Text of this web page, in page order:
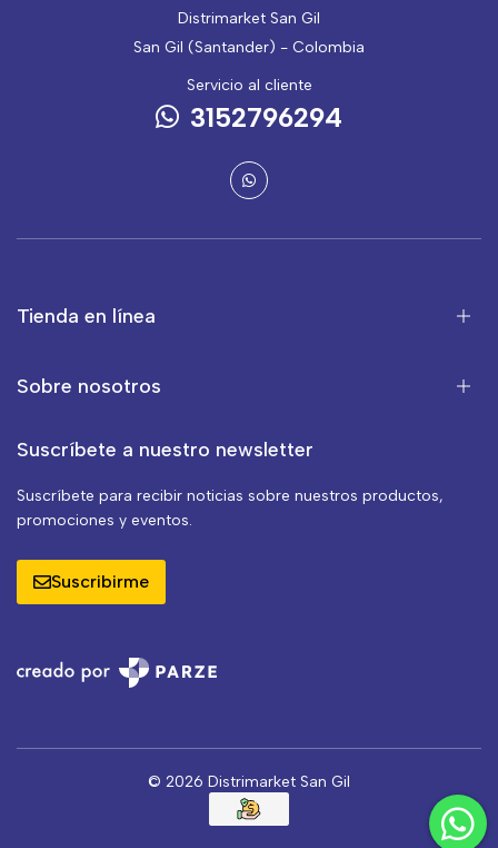
Distrimarket San Gil
San Gil (Santander) - Colombia
Servicio al cliente
3152796294
Tienda en línea
Sobre nosotros
Suscríbete a nuestro newsletter
Suscríbete para recibir noticias sobre nuestros productos,
promociones y eventos.
Suscribirme
© 2026 Distrimarket San Gil